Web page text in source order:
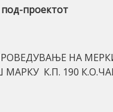
под-проектот
НА
К.П. 190